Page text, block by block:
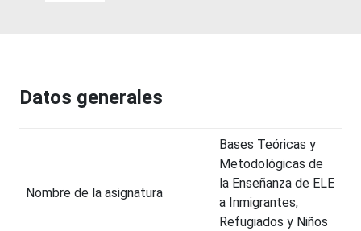
Datos generales
Nombre de la asignatura
Bases Teóricas y
Metodológicas de
la Enseñanza de ELE
a Inmigrantes,
Refugiados y Niños